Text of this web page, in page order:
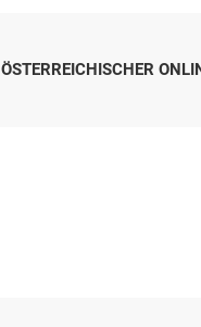
ÖSTERREICHISCHER